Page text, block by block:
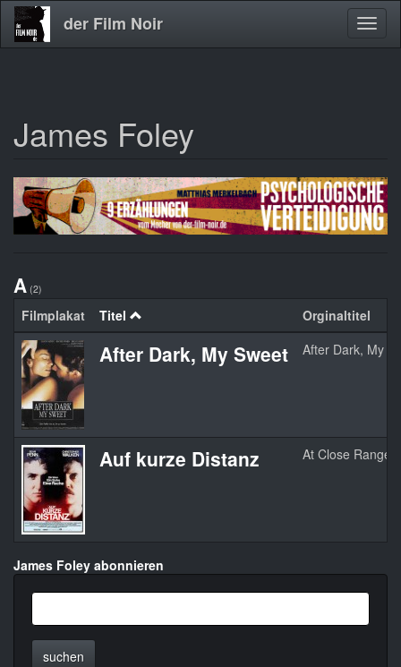
Direkt
zum
der Film Noir
James Foley
A (2)
Filmplakat Titel Orginaltitel
After Dark, My Sweet After Dark, My
Auf kurze Distanz At Close Range
James Foley abonnieren
suchen